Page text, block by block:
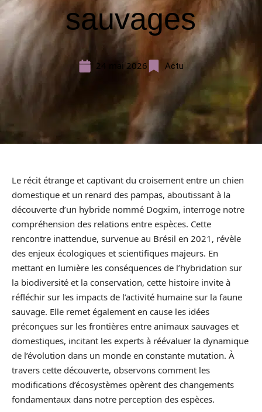
sauvages
24 mai 2026 Actu
Le récit étrange et captivant du croisement entre un chien
domestique et un renard des pampas, aboutissant à la
découverte d’un hybride nommé Dogxim, interroge notre
compréhension des relations entre espèces. Cette
rencontre inattendue, survenue au Brésil en 2021, révèle
des enjeux écologiques et scientifiques majeurs. En
mettant en lumière les conséquences de l’hybridation sur
la biodiversité et la conservation, cette histoire invite à
réfléchir sur les impacts de l’activité humaine sur la faune
sauvage. Elle remet également en cause les idées
préconçues sur les frontières entre animaux sauvages et
domestiques, incitant les experts à réévaluer la dynamique
de l’évolution dans un monde en constante mutation. À
travers cette découverte, observons comment les
modifications d’écosystèmes opèrent des changements
fondamentaux dans notre perception des espèces.